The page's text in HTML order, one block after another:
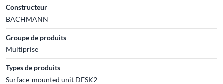
Constructeur
BACHMANN
Groupe de produits
Multiprise
Types de produits
Surface-mounted unit DESK2